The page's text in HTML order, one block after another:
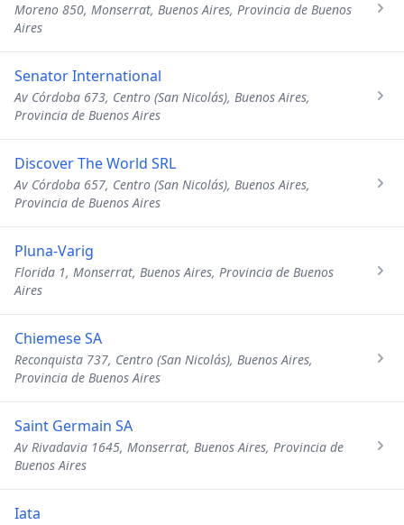
Moreno 850, Monserrat, Buenos Aires, Provincia de Buenos
Aires
Senator International
Av Córdoba 673, Centro (San Nicolás), Buenos Aires,
Provincia de Buenos Aires
Discover The World SRL
Av Córdoba 657, Centro (San Nicolás), Buenos Aires,
Provincia de Buenos Aires
Pluna-Varig
Florida 1, Monserrat, Buenos Aires, Provincia de Buenos
Aires
Chiemese SA
Reconquista 737, Centro (San Nicolás), Buenos Aires,
Provincia de Buenos Aires
Saint Germain SA
Av Rivadavia 1645, Monserrat, Buenos Aires, Provincia de
Buenos Aires
Iata